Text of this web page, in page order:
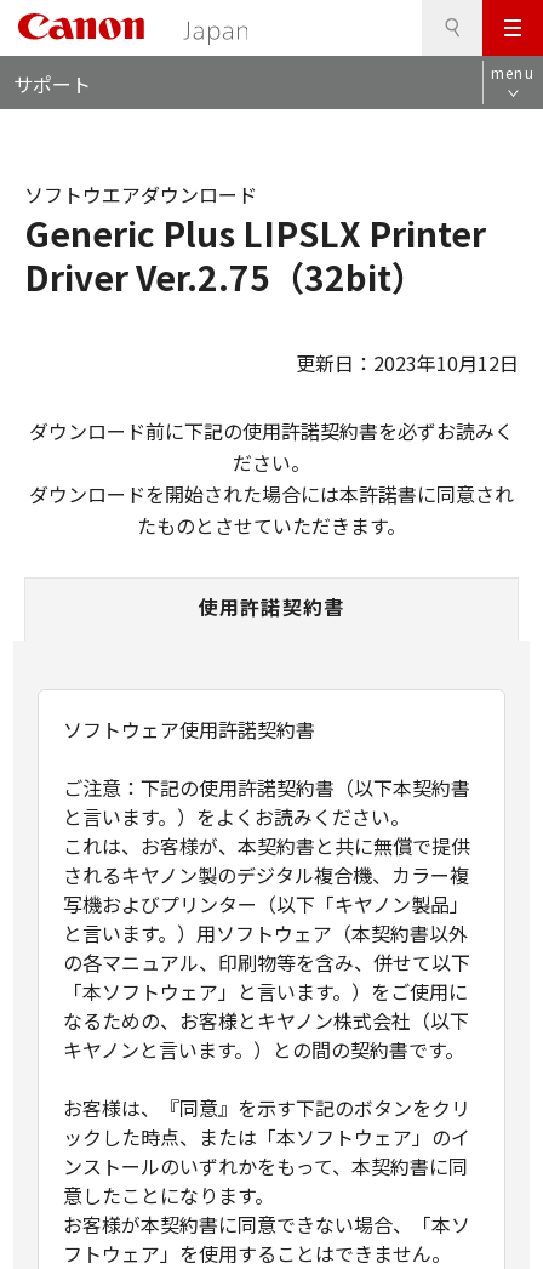
メ
ニ
ュ
サポート menu
Generic Plus LIPSLX Printer
Driver Ver.2.75（32bit）
ソフトウエアダウンロード
更新日：2023年10月12日
ダウンロード前に下記の使用許諾契約書を必ずお読みく
ださい。
ダウンロードを開始された場合には本許諾書に同意され
たものとさせていただきます。
使用許諾契約書
ソフトウェア使用許諾契約書
ご注意：下記の使用許諾契約書（以下本契約書
と言います。）をよくお読みください。
これは、お客様が、本契約書と共に無償で提供
されるキヤノン製のデジタル複合機、カラー複
写機およびプリンター（以下「キヤノン製品」
と言います。）用ソフトウェア（本契約書以外
の各マニュアル、印刷物等を含み、併せて以下
「本ソフトウェア」と言います。）をご使用に
なるための、お客様とキヤノン株式会社（以下
キヤノンと言います。）との間の契約書です。
お客様は、『同意』を示す下記のボタンをクリ
ックした時点、または「本ソフトウェア」のイ
ンストールのいずれかをもって、本契約書に同
意したことになります。
お客様が本契約書に同意できない場合、「本ソ
フトウェア」を使用することはできません。